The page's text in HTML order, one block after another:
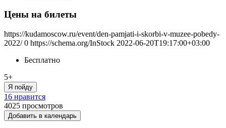
Цены на билеты
https://kudamoscow.ru/event/den-pamjati-i-skorbi-v-muzee-pobedy-
2022/ 0 https://schema.org/InStock 2022-06-20T19:17:00+03:00
Бесплатно
5+
Я пойду
16 нравится
4025 просмотров
Добавить в календарь